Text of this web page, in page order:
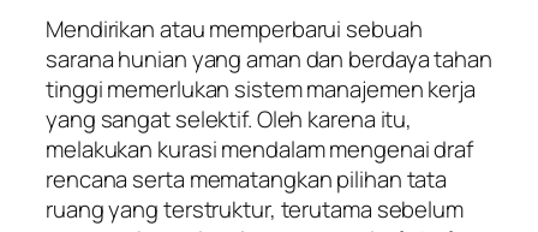
Mendirikan atau memperbarui sebuah
sarana hunian yang aman dan berdaya tahan
tinggi memerlukan sistem manajemen kerja
yang sangat selektif. Oleh karena itu,
melakukan kurasi mendalam mengenai draf
rencana serta mematangkan pilihan tata
ruang yang terstruktur, terutama sebelum